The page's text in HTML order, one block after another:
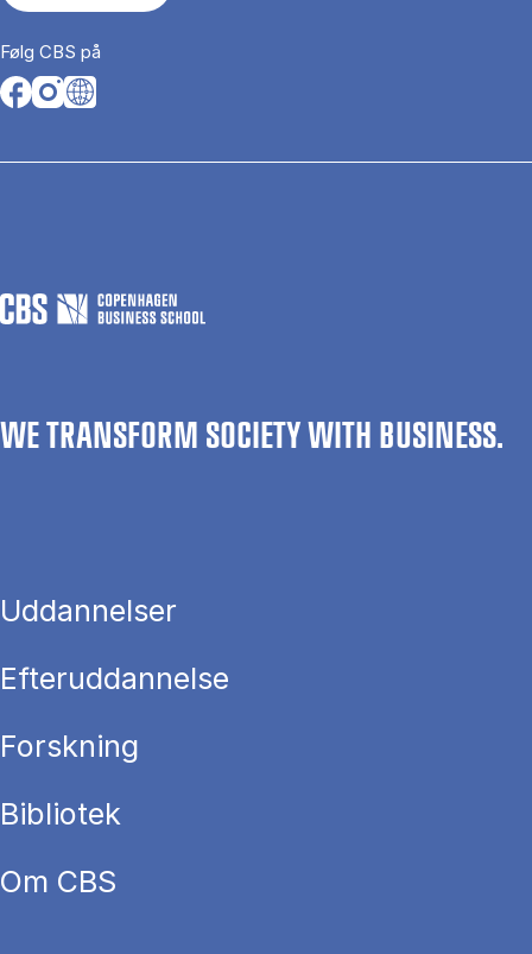
Følg CBS på
Opens in a new tab
Opens in a new tab
Opens in a new tab
WE TRANSFORM SOCIETY WITH BUSINESS.
Uddannelser
Efteruddannelse
Forskning
Bibliotek
Om CBS